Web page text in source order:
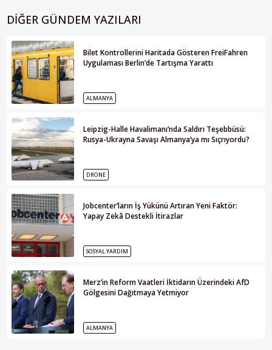
DIĞER GÜNDEM YAZILARI
Bilet Kontrollerini Haritada Gösteren FreiFahren
Uygulaması Berlin’de Tartışma Yarattı
ALMANYA
Leipzig-Halle Havalimanı’nda Saldırı Teşebbüsü:
Rusya-Ukrayna Savaşı Almanya’ya mı Sıçrıyordu?
DRONE
Jobcenter’ların İş Yükünü Artıran Yeni Faktör:
Yapay Zekâ Destekli İtirazlar
SOSYAL YARDIM
Merz’in Reform Vaatleri İktidarın Üzerindeki AfD
Gölgesini Dağıtmaya Yetmiyor
ALMANYA